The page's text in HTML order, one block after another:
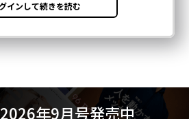
2026年9月号発売中